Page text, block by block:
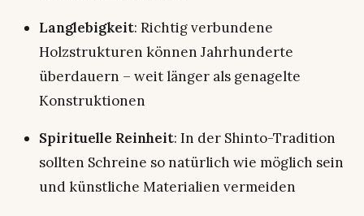
Langlebigkeit: Richtig verbundene
Holzstrukturen können Jahrhunderte
überdauern – weit länger als genagelte
Konstruktionen
Spirituelle Reinheit: In der Shinto-Tradition
sollten Schreine so natürlich wie möglich sein
und künstliche Materialien vermeiden